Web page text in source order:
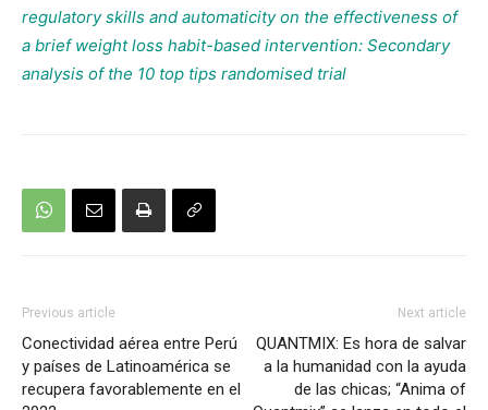
regulatory skills and automaticity on the effectiveness of
a brief weight loss habit-based intervention: Secondary
analysis of the 10 top tips randomised trial
Previous article
Conectividad aérea entre Perú
y países de Latinoamérica se
recupera favorablemente en el
Next article
QUANTMIX: Es hora de salvar
a la humanidad con la ayuda
de las chicas; “Anima of